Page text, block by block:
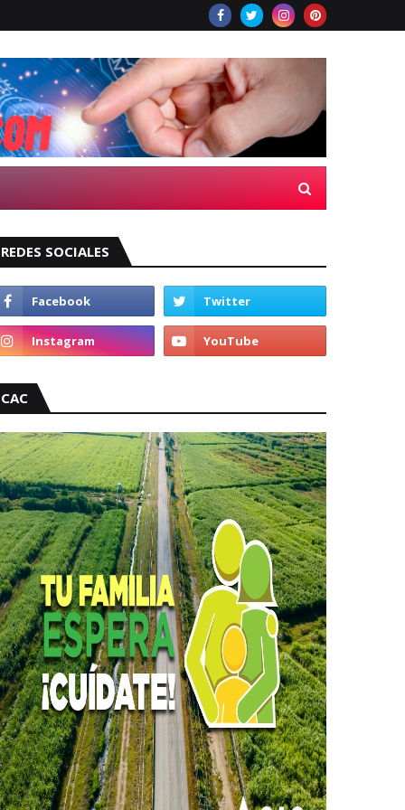
REDES SOCIALES
CAC